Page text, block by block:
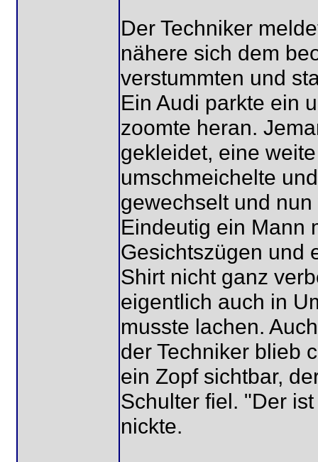
Der Techniker
nähere sich dem
verstummten und
Ein Audi parkte ein
zoomte heran.
gekleidet, eine
umschmeichelte
gewechselt und
Eindeutig ein Mann
Gesichtszügen und
Shirt nicht ganz
eigentlich auch in
musste lachen.
der Techniker blieb
ein Zopf sichtbar,
Schulter fiel. "Der
nickte.